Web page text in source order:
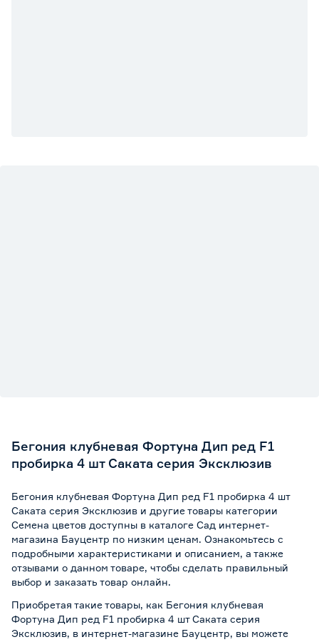
Бегония клубневая Фортуна Дип ред F1
пробирка 4 шт Саката серия Эксклюзив
Бегония клубневая Фортуна Дип ред F1 пробирка 4 шт
Саката серия Эксклюзив и другие товары категории
Семена цветов доступны в каталоге Сад интернет-
магазина Бауцентр по низким ценам. Ознакомьтесь с
подробными характеристиками и описанием, а также
отзывами о данном товаре, чтобы сделать правильный
выбор и заказать товар онлайн.
Приобретая такие товары, как Бегония клубневая
Фортуна Дип ред F1 пробирка 4 шт Саката серия
Эксклюзив, в интернет-магазине Бауцентр, вы можете